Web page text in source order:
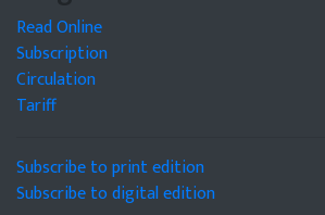
Read Online
Subscription
Circulation
Tariff
Subscribe to print edition
Subscribe to digital edition